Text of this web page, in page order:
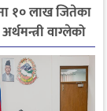
१० लाख जितेका
वाग्लेको
सपनाले
एक लाख